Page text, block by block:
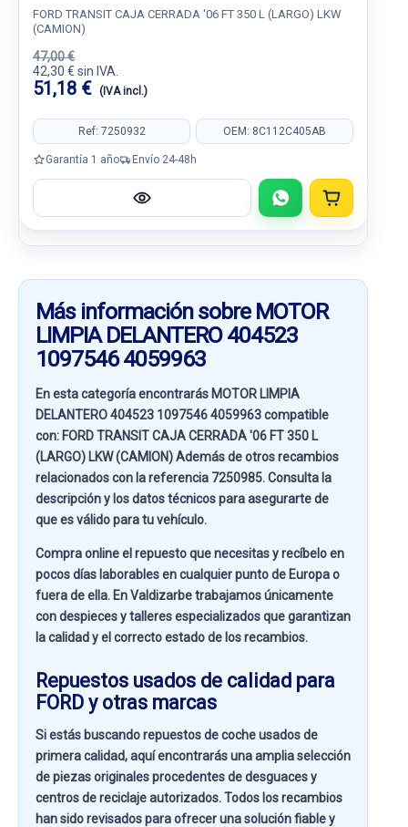
FORD TRANSIT CAJA CERRADA '06 FT 350 L (LARGO) LKW
(CAMION)
47,00 €
42,30 € sin IVA.
51,18 € (IVA incl.)
Ref: 7250932 OEM: 8C112C405AB
Garantía 1 año Envío 24-48h
Más información sobre MOTOR
LIMPIA DELANTERO 404523
1097546 4059963
En esta categoría encontrarás MOTOR LIMPIA
DELANTERO 404523 1097546 4059963 compatible
con: FORD TRANSIT CAJA CERRADA '06 FT 350 L
(LARGO) LKW (CAMION)Además de otros recambios
relacionados con la referencia 7250985. Consulta la
descripción y los datos técnicos para asegurarte de
que es válido para tu vehículo.
Compra online el repuesto que necesitas y recíbelo en
pocos días laborables en cualquier punto de Europa o
fuera de ella. EnValdizarbetrabajamos únicamente
con despieces y talleres especializados que garantizan
la calidad y el correcto estado de los recambios.
Repuestos usados de calidad para
FORD y otras marcas
Si estás buscandorepuestos de coche usados de
primera calidad, aquí encontrarás una amplia selección
de piezas originales procedentes de desguaces y
centros de reciclaje autorizados. Todos los recambios
han sido revisados para ofrecer una solución fiable y